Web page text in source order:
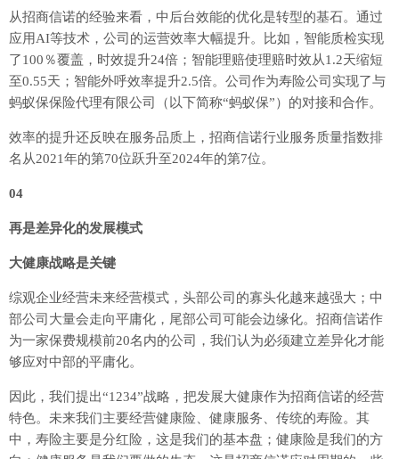
从招商信诺的经验来看，中后台效能的优化是转型的基石。通过
应用AI等技术，公司的运营效率大幅提升。比如，智能质检实现
了100％覆盖，时效提升24倍；智能理赔使理赔时效从1.2天缩短
至0.55天；智能外呼效率提升2.5倍。公司作为寿险公司实现了与
蚂蚁保保险代理有限公司（以下简称“蚂蚁保”）的对接和合作。
效率的提升还反映在服务品质上，招商信诺行业服务质量指数排
名从2021年的第70位跃升至2024年的第7位。
04
再是差异化的发展模式
大健康战略是关键
综观企业经营未来经营模式，头部公司的寡头化越来越强大；中
部公司大量会走向平庸化，尾部公司可能会边缘化。招商信诺作
为一家保费规模前20名内的公司，我们认为必须建立差异化才能
够应对中部的平庸化。
因此，我们提出“1234”战略，把发展大健康作为招商信诺的经营
特色。未来我们主要经营健康险、健康服务、传统的寿险。其
中，寿险主要是分红险，这是我们的基本盘；健康险是我们的方